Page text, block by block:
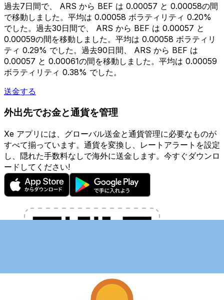
過去7日間で、 ARS から BEF は 0.00057 と 0.00058の間
で移動しました。平均は 0.00058 ボラティリティ 0.20%
でした。過去30日間で、 ARS から BEF は 0.00057 と
0.00059の間を移動しました。平均は 0.00058 ボラティリ
ティ 0.29% でした。過去90日間、 ARS から BEF は
0.00057 と 0.00061の間を移動しました。平均は 0.00059
ボラティリティ 0.38% でした。
送金する
外出先でお金と通貨を管理
Xe アプリには、グローバル送金と通貨管理に必要なものが
すべて揃っています。通貨を変換し、レートアラートを設定
し、隠れた手数料なしで海外に送金します。今すぐダウンロ
ードしてください!